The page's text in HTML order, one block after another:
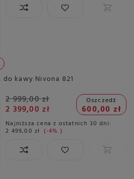
do kawy Nivona 821
2 999,00 zł
2 399,00 zł
Oszczedź
600,00 zł
Najniższa cena z ostatnich 30 dni:
2 499,00 zł -4%